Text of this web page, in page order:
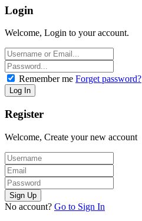
Login
Welcome, Login to your account.
Remember me Forget password?
Register
Welcome, Create your new account
No account? Go to Sign In